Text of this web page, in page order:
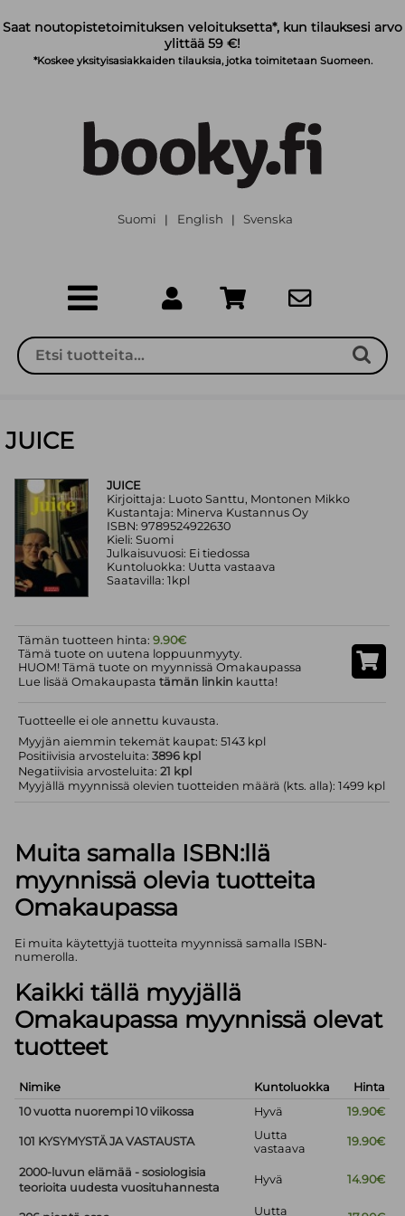
Saat noutopistetoimituksen veloituksetta*, kun tilauksesi arvo
ylittää 59 €!
*Koskee yksityisasiakkaiden tilauksia, jotka toimitetaan Suomeen.
Suomi | English | Svenska
JUICE
JUICE
Kirjoittaja: Luoto Santtu, Montonen Mikko
Kustantaja: Minerva Kustannus Oy
ISBN: 9789524922630
Kieli: Suomi
Julkaisuvuosi: Ei tiedossa
Kuntoluokka: Uutta vastaava
Saatavilla: 1kpl
Tämän tuotteen hinta:9.90€
Tämä tuote on uutena loppuunmyyty.
HUOM! Tämä tuote on myynnissä Omakaupassa
Lue lisää Omakaupastatämän linkin kautta!
Tuotteelle ei ole annettu kuvausta.
Myyjän aiemmin tekemät kaupat: 5143 kpl
Positiivisia arvosteluita:3896 kpl
Negatiivisia arvosteluita:21 kpl
Myyjällä myynnissä olevien tuotteiden määrä (kts. alla): 1499 kpl
Muita samalla ISBN:llä
myynnissä olevia tuotteita
Omakaupassa
Ei muita käytettyjä tuotteita myynnissä samalla ISBN-
numerolla.
Kaikki tällä myyjällä
Omakaupassa myynnissä olevat
tuotteet
Nimike Kuntoluokka
Hinta
10 vuotta nuorempi 10 viikossa
Hyvä 19.90€
101 KYSYMYSTÄ JA VASTAUSTA
Uutta
vastaava
19.90€
2000-luvun elämää - sosiologisia
teorioita uudesta vuosituhannesta
Hyvä 14.90€
Uutta